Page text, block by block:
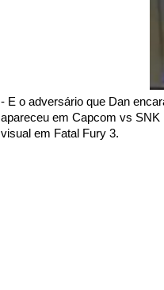
- E o adversário que Dan
apareceu em Capcom vs SNK
visual em Fatal Fury 3.